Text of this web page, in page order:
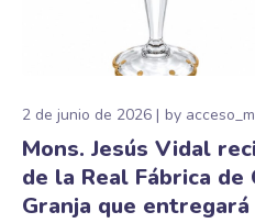
2 de junio de 2026 by
Mons. Jesús Vidal
de la Real Fábrica
Granja que